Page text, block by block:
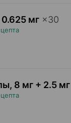
0.625 мг ×30
, 8 мг + 2.5 мг